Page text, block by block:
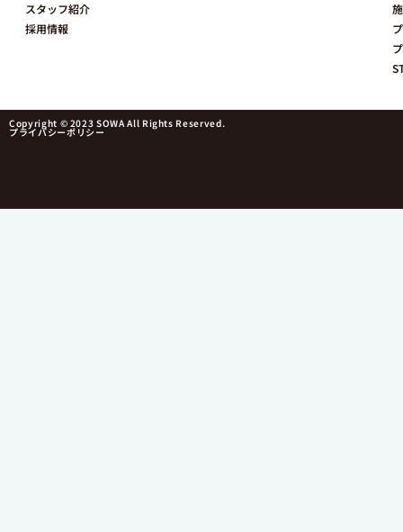
スタッフ紹介
採用情報
Copyright © 2023 SOWA All Rights Reserved.
プライバシーポリシー